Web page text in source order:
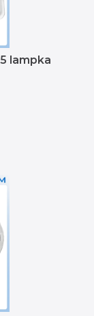
lampka